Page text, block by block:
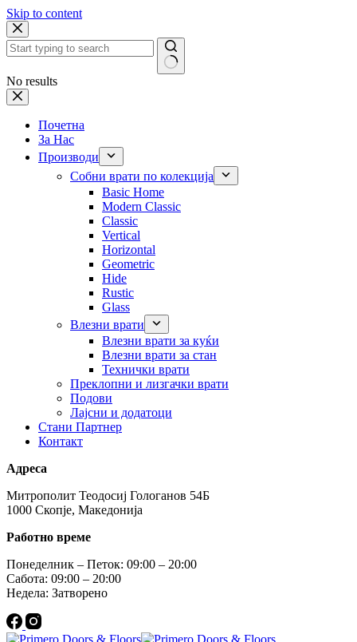
Skip to content
No results
Почетна
За Нас
Производи
Собни врати по колекција
Basic Home
Modern Classic
Classic
Vertical
Horizontal
Geometric
Hide
Rustic
Glass
Влезни врати
Влезни врати за куќи
Влезни врати за стан
Технички врати
Преклопни и лизгачки врати
Подови
Лајсни и додатоци
Стани Партнер
Контакт
Адреса
Митрополит Теодосиј Гологанов 54Б
1000 Скопје, Македонија
Работно време
Понеделник – Петок: 09:00 – 20:00
Сабота: 09:00 – 20:00
Недела: Затворено